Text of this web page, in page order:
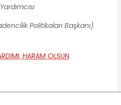
Politikaları Başkanı)
HARAM OLSUN